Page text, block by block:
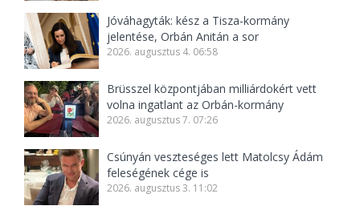
Jóváhagyták: kész a Tisza-kormány
jelentése, Orbán Anitán a sor
2026. augusztus 4. 06:58
Brüsszel központjában milliárdokért vett
volna ingatlant az Orbán-kormány
2026. augusztus 7. 07:26
Csúnyán veszteséges lett Matolcsy Ádám
feleségének cége is
2026. augusztus 3. 11:02